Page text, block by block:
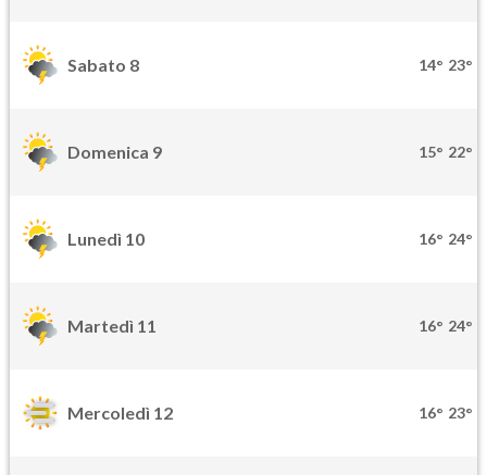
Sabato 8 14° 23°
Domenica 9 15° 22°
Lunedì 10 16° 24°
Martedì 11 16° 24°
Mercoledì 12 16° 23°